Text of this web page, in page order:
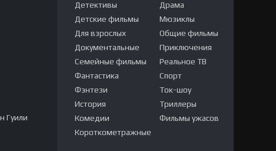
Гуили
Детективы
Детские фильмы
Для взрослых
Документальные
Семейные фильмы
Фантастика
Фэнтези
История
Комедии
Короткометражные
Драма
Мюзиклы
Общие фильмы
Приключения
Реальное ТВ
Спорт
Ток-шоу
Триллеры
Фильмы ужасов